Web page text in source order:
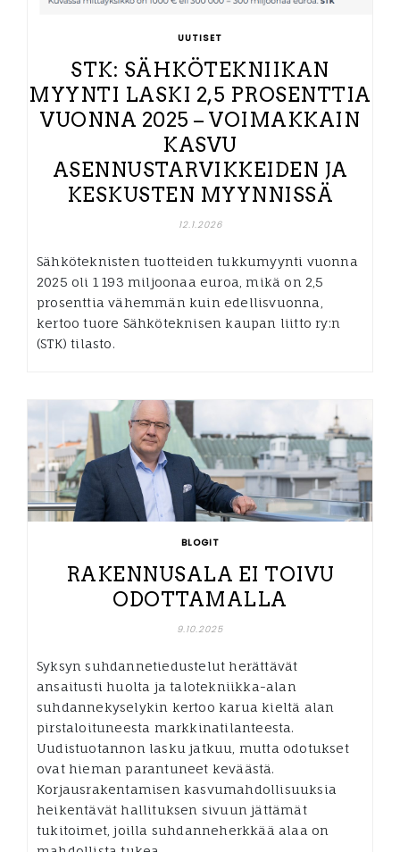
UUTISET
STK: SÄHKÖTEKNIIKAN
MYYNTI LASKI 2,5 PROSENTTIA
VUONNA 2025 – VOIMAKKAIN
KASVU
ASENNUSTARVIKKEIDEN JA
KESKUSTEN MYYNNISSÄ
12.1.2026
Sähköteknisten tuotteiden tukkumyynti vuonna
2025 oli 1 193 miljoonaa euroa, mikä on 2,5
prosenttia vähemmän kuin edellisvuonna,
kertoo tuore Sähköteknisen kaupan liitto ry:n
(STK) tilasto.
BLOGIT
RAKENNUSALA EI TOIVU
ODOTTAMALLA
9.10.2025
Syksyn suhdannetiedustelut herättävät
ansaitusti huolta ja talotekniikka-alan
suhdannekyselykin kertoo karua kieltä alan
pirstaloituneesta markkinatilanteesta.
Uudistuotannon lasku jatkuu, mutta odotukset
ovat hieman parantuneet keväästä.
Korjausrakentamisen kasvumahdollisuuksia
heikentävät hallituksen sivuun jättämät
tukitoimet, joilla suhdanneherkkää alaa on